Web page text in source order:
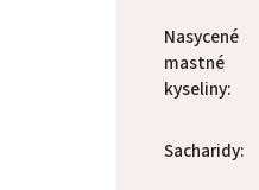
Nasycené
mastné
kyseliny:
Sacharidy: